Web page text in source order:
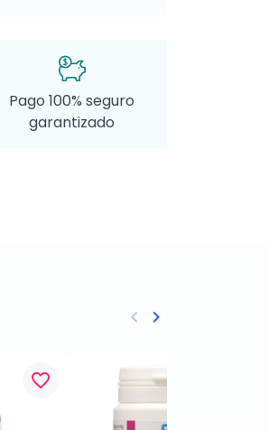
Pago 100% seguro
garantizado
favorite_border
Anterior
keyboard_arrow_left Siguiente
keyboard_arrow_right